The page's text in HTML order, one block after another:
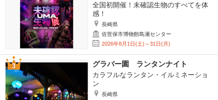
全国初開催！未確認生物のすべてを体
感！
長崎県
佐世保市博物館島瀬センター
2026年8月1日(土)～31日(月)
グラバー園 ランタンナイト
カラフルなランタン・イルミネーショ
ン
長崎県